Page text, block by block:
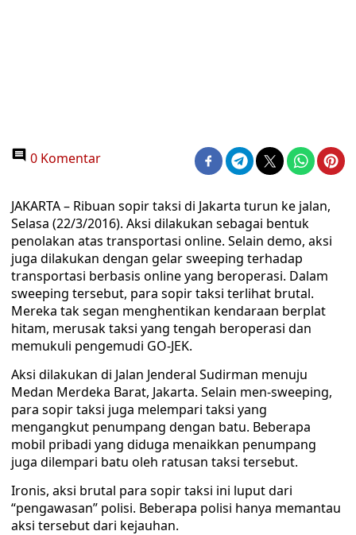
0 Komentar
JAKARTA – Ribuan sopir taksi di Jakarta turun ke jalan,
Selasa (22/3/2016). Aksi dilakukan sebagai bentuk
penolakan atas transportasi online. Selain demo, aksi
juga dilakukan dengan gelar sweeping terhadap
transportasi berbasis online yang beroperasi. Dalam
sweeping tersebut, para sopir taksi terlihat brutal.
Mereka tak segan menghentikan kendaraan berplat
hitam, merusak taksi yang tengah beroperasi dan
memukuli pengemudi GO-JEK.
Aksi dilakukan di Jalan Jenderal Sudirman menuju
Medan Merdeka Barat, Jakarta. Selain men-sweeping,
para sopir taksi juga melempari taksi yang
mengangkut penumpang dengan batu. Beberapa
mobil pribadi yang diduga menaikkan penumpang
juga dilempari batu oleh ratusan taksi tersebut.
Ironis, aksi brutal para sopir taksi ini luput dari
“pengawasan” polisi. Beberapa polisi hanya memantau
aksi tersebut dari kejauhan.